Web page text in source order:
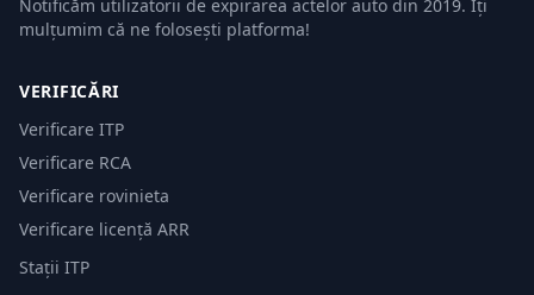
Notificăm utilizatorii de expirarea actelor auto din 2019. Îți
mulțumim că ne folosești platforma!
VERIFICĂRI
Verificare ITP
Verificare RCA
Verificare rovinieta
Verificare licență ARR
Stații ITP